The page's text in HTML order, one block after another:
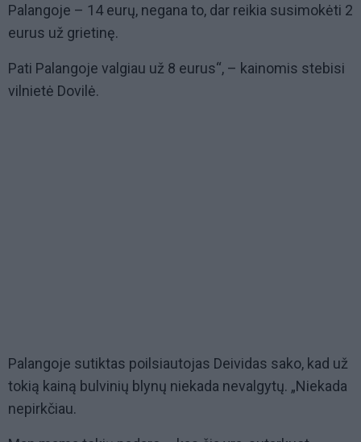
Palangoje – 14 eurų, negana to, dar reikia susimokėti 2
eurus už grietinę.
Pati Palangoje valgiau už 8 eurus“, – kainomis stebisi
vilnietė Dovilė.
Palangoje sutiktas poilsiautojas Deividas sako, kad už
tokią kainą bulvinių blynų niekada nevalgytų. „Niekada
nepirkčiau.